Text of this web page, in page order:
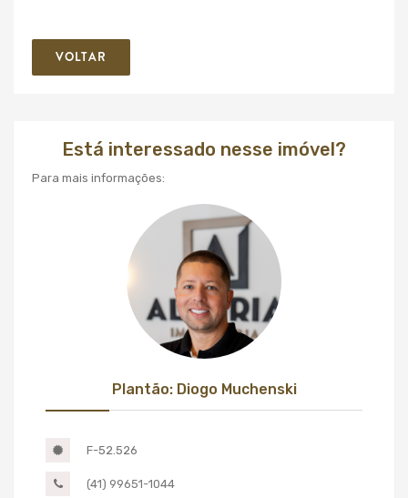
VOLTAR
Está interessado nesse imóvel?
Para mais informações:
Plantão: Diogo Muchenski
F-52.526
(41) 99651-1044